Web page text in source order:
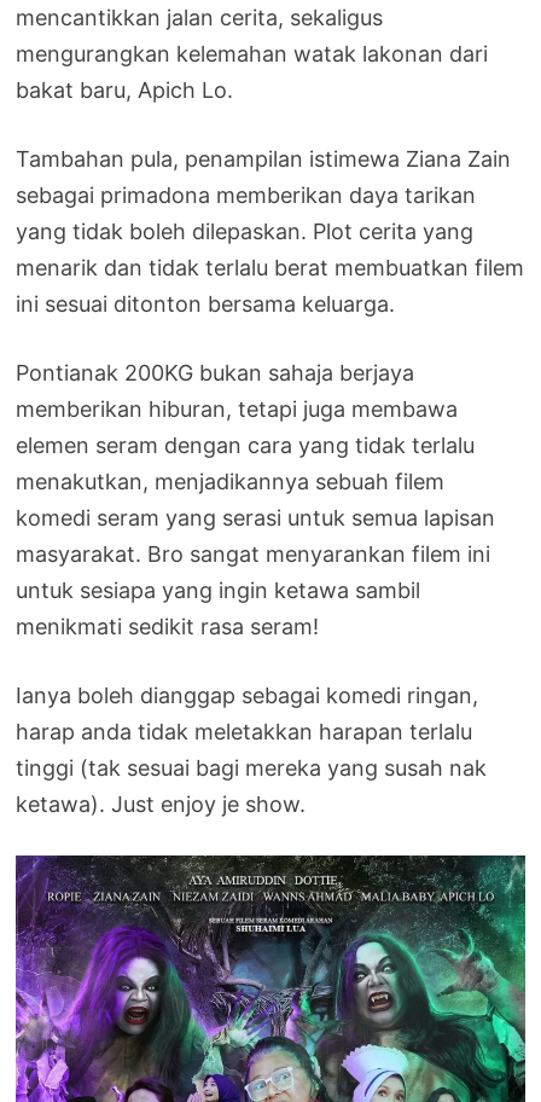
mencantikkan jalan cerita, sekaligus
mengurangkan kelemahan watak lakonan dari
bakat baru, Apich Lo.
Tambahan pula, penampilan istimewa Ziana Zain
sebagai primadona memberikan daya tarikan
yang tidak boleh dilepaskan. Plot cerita yang
menarik dan tidak terlalu berat membuatkan filem
ini sesuai ditonton bersama keluarga.
Pontianak 200KG bukan sahaja berjaya
memberikan hiburan, tetapi juga membawa
elemen seram dengan cara yang tidak terlalu
menakutkan, menjadikannya sebuah filem
komedi seram yang serasi untuk semua lapisan
masyarakat. Bro sangat menyarankan filem ini
untuk sesiapa yang ingin ketawa sambil
menikmati sedikit rasa seram!
Ianya boleh dianggap sebagai komedi ringan,
harap anda tidak meletakkan harapan terlalu
tinggi (tak sesuai bagi mereka yang susah nak
ketawa). Just enjoy je show.